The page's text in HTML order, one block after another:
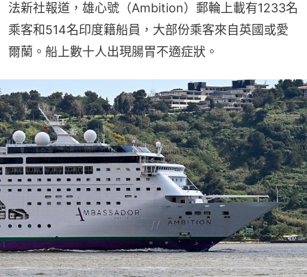
法新社報道，雄心號（Ambition）郵輪上載有1233名
乘客和514名印度籍船員，大部份乘客來自英國或愛
爾蘭。船上數十人出現腸胃不適症狀。